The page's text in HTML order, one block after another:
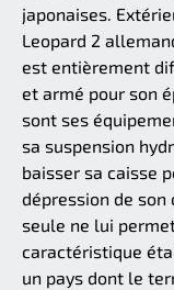
japonaises.
Leopard 2
est entièrement
et armé pour son
sont ses
sa suspension
baisser sa caisse
dépression de
seule ne lui
caractéristique
un pays dont le